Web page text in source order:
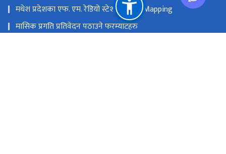
मधेश प्रदेशका एफ. एम. रेडियो स्टेशनको GIS Mapping
मासिक प्रगति प्रतिवेदन पठाउने फरम्याटहरु